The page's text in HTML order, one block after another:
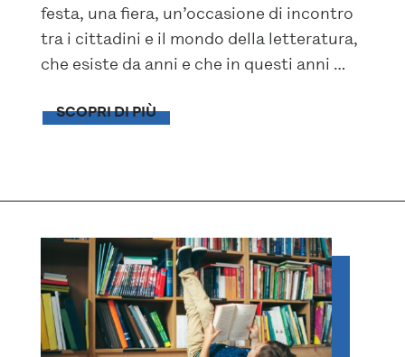
festa, una fiera, un’occasione di incontro
tra i cittadini e il mondo della letteratura,
che esiste da anni e che in questi anni …
SCOPRI DI PIÙ